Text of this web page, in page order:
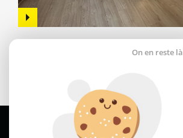
On en reste là